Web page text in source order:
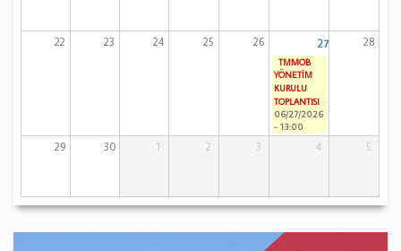
22 23 24 25 26 27 28
TMMOB
YÖNETİM
KURULU
TOPLANTISI
06/27/2026
- 13:00
29 30 1 2 3 4 5